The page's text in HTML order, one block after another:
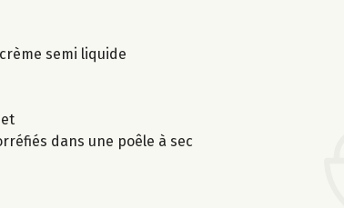
semi liquide
dans une poêle à sec